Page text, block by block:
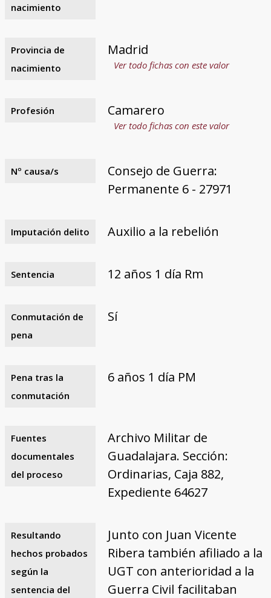
nacimiento
Provincia de
nacimiento
Madrid
Ver todo fichas con este valor
Profesión Camarero
Ver todo fichas con este valor
Nº causa/s
Consejo de Guerra:
Permanente 6 - 27971
Imputación delito Auxilio a la rebelión
Sentencia 12 años 1 día Rm
Conmutación de
pena
Sí
Pena tras la
conmutación
6 años 1 día PM
Fuentes
documentales
del proceso
Archivo Militar de
Guadalajara. Sección:
Ordinarias, Caja 882,
Expediente 64627
Resultando
hechos probados
según la
sentencia del
Junto con Juan Vicente
Ribera también afiliado a la
UGT con anterioridad a la
Guerra Civil facilitaban